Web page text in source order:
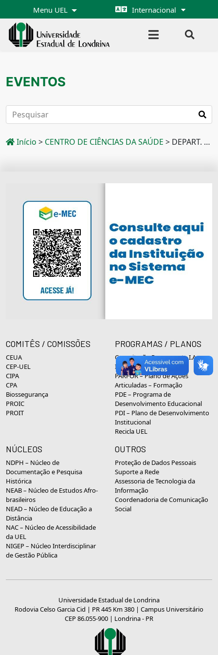
Menu UEL Internacional
EVENTOS
Início > CENTRO DE CIÊNCIAS DA SAÚDE > DEPART. DE CLÍNICA CIRÚRGICA
COMITÊS / COMISSÕES
CEUA
CEP-UEL
CIPA
CPA
Biossegurança
PROIC
PROIT
PROGRAMAS / PLANOS
Capacitação Permanente I.A.
Inclusão Social
PARFOR – Plano de Ações
Articuladas – Formação
PDE – Programa de
Desenvolvimento Educacional
PDI – Plano de Desenvolvimento
Institucional
Recicla UEL
NÚCLEOS
NDPH – Núcleo de
Documentação e Pesquisa
Histórica
NEAB – Núcleo de Estudos Afro-
brasileiros
NEAD – Núcleo de Educação a
Distância
NAC – Núcleo de Acessibilidade
da UEL
NIGEP – Núcleo Interdisciplinar
de Gestão Pública
OUTROS
Proteção de Dados Pessoais
Suporte a Rede
Assessoria de Tecnologia da
Informação
Coordenadoria de Comunicação
Social
Universidade Estadual de Londrina
Rodovia Celso Garcia Cid | PR 445 Km 380 | Campus Universitário
CEP 86.055-900 | Londrina - PR